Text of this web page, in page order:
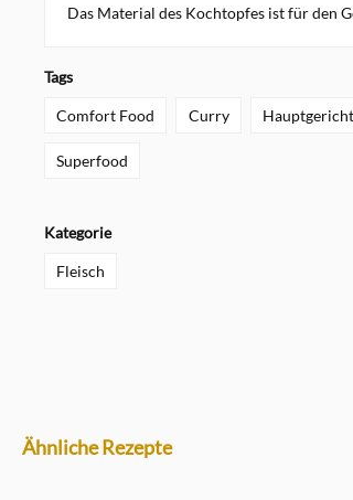
Das Material des Kochtopfes ist für den
Tags
Comfort Food Curry Hauptgericht
Superfood
Kategorie
Fleisch
Ähnliche Rezepte